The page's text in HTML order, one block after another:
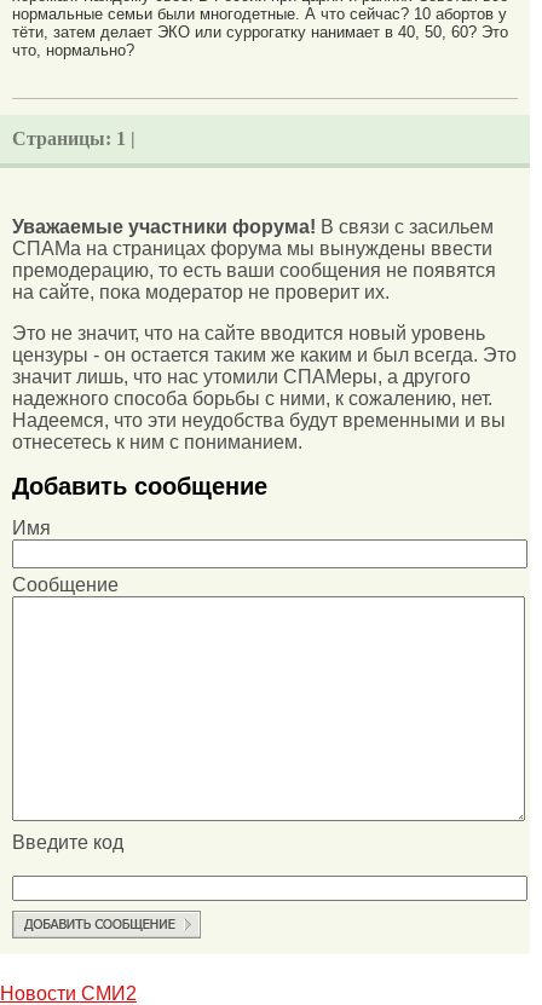
нормальные семьи были многодетные. А что сейчас? 10 абортов у
тёти, затем делает ЭКО или суррогатку нанимает в 40, 50, 60? Это
что, нормально?
Страницы: 1 |
Уважаемые участники форума! В связи с засильем
СПАМа на страницах форума мы вынуждены ввести
премодерацию, то есть ваши сообщения не появятся
на сайте, пока модератор не проверит их.
Это не значит, что на сайте вводится новый уровень
цензуры - он остается таким же каким и был всегда. Это
значит лишь, что нас утомили СПАМеры, а другого
надежного способа борьбы с ними, к сожалению, нет.
Надеемся, что эти неудобства будут временными и вы
отнесетесь к ним с пониманием.
Добавить сообщение
Имя
Сообщение
Введите код
Новости СМИ2